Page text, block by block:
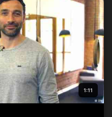
1:11